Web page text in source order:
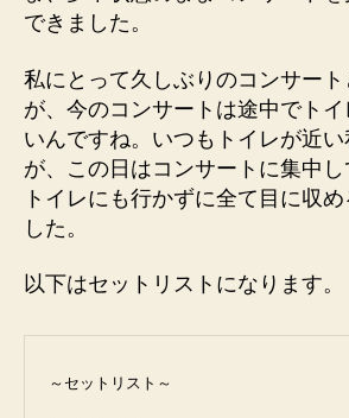
できました。
私にとって久しぶりのコンサー
が、今のコンサートは途中でト
いんですね。いつもトイレが近
が、この日はコンサートに集中し
トイレにも行かずに全て目に収
した。
以下はセットリストになります。
～セットリスト～